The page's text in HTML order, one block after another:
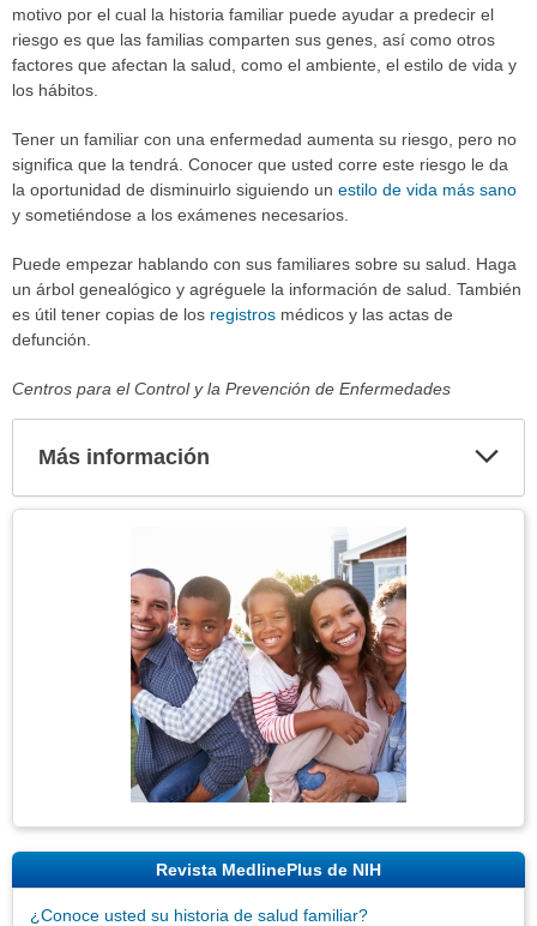
motivo por el cual la historia familiar puede ayudar a predecir el
riesgo es que las familias comparten sus genes, así como otros
factores que afectan la salud, como el ambiente, el estilo de vida y
los hábitos.
Tener un familiar con una enfermedad aumenta su riesgo, pero no
significa que la tendrá. Conocer que usted corre este riesgo le da
la oportunidad de disminuirlo siguiendo un estilo de vida más sano
y sometiéndose a los exámenes necesarios.
Puede empezar hablando con sus familiares sobre su salud. Haga
un árbol genealógico y agréguele la información de salud. También
es útil tener copias de los registros médicos y las actas de
defunción.
Centros para el Control y la Prevención de Enfermedades
Más información
Revista MedlinePlus de NIH
¿Conoce usted su historia de salud familiar?